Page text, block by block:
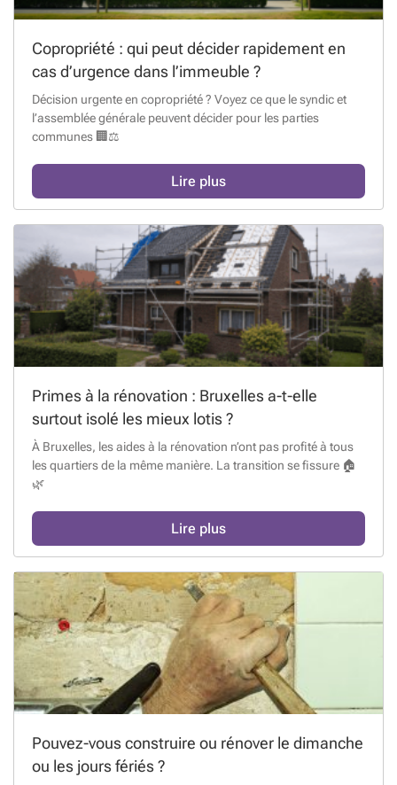
Copropriété : qui peut décider rapidement en
cas d’urgence dans l’immeuble ?
Décision urgente en copropriété ? Voyez ce que le syndic et
l’assemblée générale peuvent décider pour les parties
communes 🏢⚖️
Lire plus
Primes à la rénovation : Bruxelles a-t-elle
surtout isolé les mieux lotis ?
À Bruxelles, les aides à la rénovation n’ont pas profité à tous
les quartiers de la même manière. La transition se fissure 🏠
🌿
Lire plus
Pouvez-vous construire ou rénover le dimanche
ou les jours fériés ?